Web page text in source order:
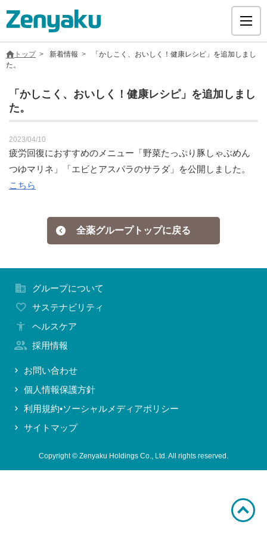
サステナビリティ
ヘルスケア
採用情報
お問い合わせ
トップ 新着情報
「かしこく、おいしく！健康レシピ」を追加しまし
た。
「かしこく、おいしく！健康レシピ」を追加しまし
た。
2023/04/10
疲労回復におすすめのメニュー「野菜たっぷり豚しゃぶめん
つゆマリネ」「エビとアスパラのサラダ」を公開しました。
こちら
全薬グループトップに戻る
グループについて
サステナビリティ
ヘルスケア
採用情報
お問い合わせ
個人情報保護方針
利用規約•ソーシャルメディアポリシー
サイトマップ
Copyright © Zenyaku Holdings Co., Ltd. All rights reserved.